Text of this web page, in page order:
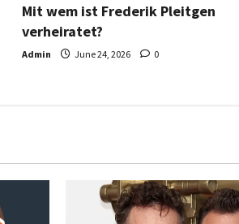
Mit wem ist Frederik Pleitgen
verheiratet?
Admin June 24, 2026 0